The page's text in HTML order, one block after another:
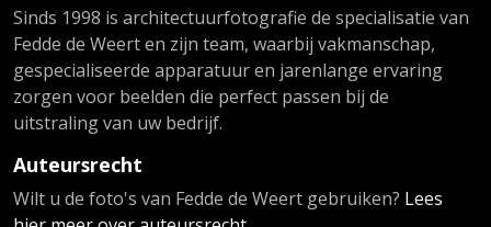
Sinds 1998 is architectuurfotografie de specialisatie van
Fedde de Weert en zijn team, waarbij vakmanschap,
gespecialiseerde apparatuur en jarenlange ervaring
zorgen voor beelden die perfect passen bij de
uitstraling van uw bedrijf.
Auteursrecht
Wilt u de foto's van Fedde de Weert gebruiken? Lees